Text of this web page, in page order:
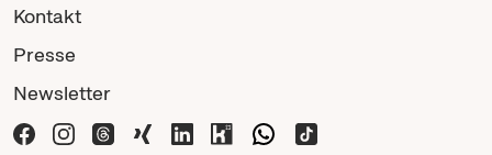
Kontakt
Presse
Newsletter